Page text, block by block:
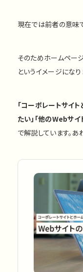
現在では前者の意味
そのためホームペー
というイメージになり
「コーポレートサイ
たい」「他のWebサ
で解説しています。あ